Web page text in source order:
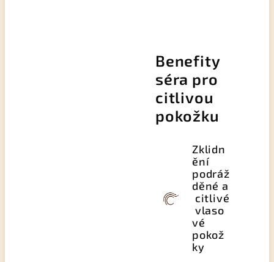
Benefity
séra pro
citlivou
pokožku
Zklidn
ění
podráž
děné a
citlivé
vlaso
vé
pokož
ky